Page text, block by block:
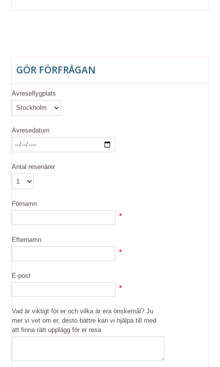
GÖR FÖRFRÅGAN
Avreseflygplats
Avresedatum
Antal resenärer
Förnamn
Efternamn
E-post
Vad är viktigt för er och vilka är era önskemål? Ju
mer vi vet om er, desto bättre kan vi hjälpa till med
att finna rätt upplägg för er resa